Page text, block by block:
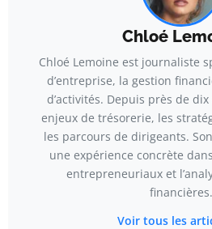
Chloé
Chloé Lemoine est journaliste
d’entreprise, la gestion
d’activités. Depuis près de
enjeux de trésorerie, les
les parcours de dirigeants.
une expérience concrète
entrepreneuriaux et
financières.
Voir tous les